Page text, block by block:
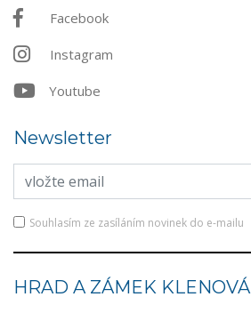
Facebook
Instagram
Youtube
Newsletter
Souhlasím ze zasíláním novinek do e-mailu
HRAD A ZÁMEK KLENOVÁ